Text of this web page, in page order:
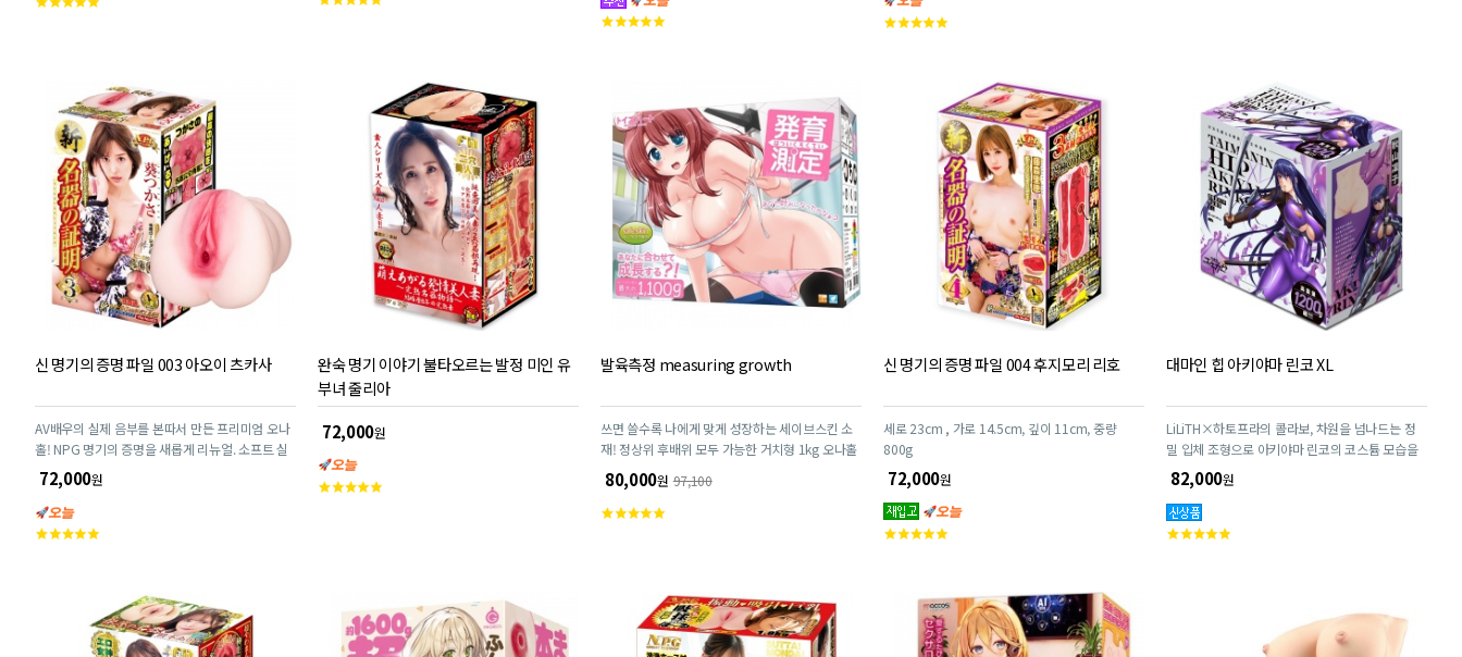
고
고
신 명기의 증명 파일 003 아오이 츠카사
AV배우의 실제 음부를 본따서 만든 프리미엄 오나
홀! NPG 명기의 증명을 새롭게 리뉴얼. 소프트 실
리콘의 800g 중량감이 리얼한 느낌을 줍니다.
72,000원
고
완숙 명기 이야기 불타오르는 발정 미인 유
부녀 줄리아
72,000원
고
발육측정 measuring growth
쓰면 쓸수록 나에게 맞게 성장하는 세이브스킨 소
재! 정상위 후배위 모두 가능한 거치형 1kg 오나홀
~80,000원 97,100
고
신 명기의 증명 파일 004 후지모리 리호
세로 23cm , 가로 14.5cm, 깊이 11cm, 중량
800g
72,000원
고
대마인 힙 아키야마 린코 XL
LiLiTH×하토프라의 콜라보, 차원을 넘나드는 정
밀 입체 조형으로 아키야마 린코의 코스튬 모습을
압도적 박력으로 재현! 압도적인 볼륨의 XL 사이
즈!! 세 가지 소재를 사용하여 안쪽의 오돌토돌함,
탄력과 윤기가 넘치는 사람 피부와 같은 감촉, 부드
러우면서도 자극적인 내부의 리얼한 촉감까지 재현
82,000원
고